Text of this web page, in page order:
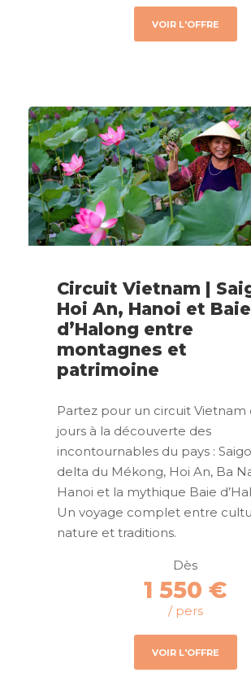
VOIR L'OFFRE
Circuit Vietnam |
Hoi An, Hanoi et Baie
d’Halong entre
montagnes et
patrimoine
Partez pour un circuit Vietnam
jours à la découverte des
incontournables du pays :
delta du Mékong, Hoi An, Ba
Hanoi et la mythique Baie
Un voyage complet entre
nature et traditions.
Dès
1 550 €
/ pers
VOIR L'OFFRE